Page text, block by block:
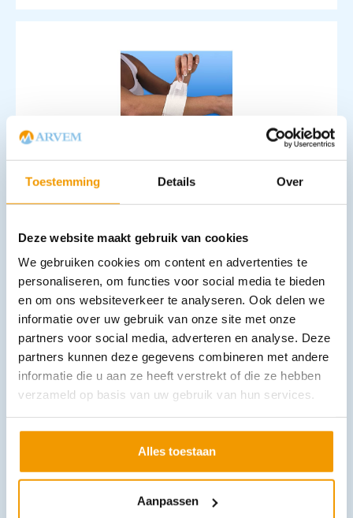
Toestemming Details Over
Deze website maakt gebruik van cookies
We gebruiken cookies om content en advertenties te
personaliseren, om functies voor social media te bieden
en om ons websiteverkeer te analyseren. Ook delen we
informatie over uw gebruik van onze site met onze
partners voor social media, adverteren en analyse. Deze
partners kunnen deze gegevens combineren met andere
informatie die u aan ze heeft verstrekt of die ze hebben
verzameld op basis van uw gebruik van hun services.
Alles toestaan
Aanpassen
8 excl. btw
Leverbaar
Vaseline zalfgaas NOBACUTIS -S-
€7,85 – €75,96